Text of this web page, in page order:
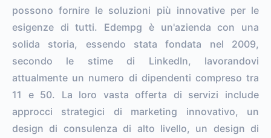
possono fornire le soluzioni più innovative per le
esigenze di tutti. Edempg è un'azienda con una
solida storia, essendo stata fondata nel 2009,
secondo le stime di LinkedIn, lavorandovi
attualmente un numero di dipendenti compreso tra
11 e 50. La loro vasta offerta di servizi include
approcci strategici di marketing innovativo, un
design di consulenza di alto livello, un design di